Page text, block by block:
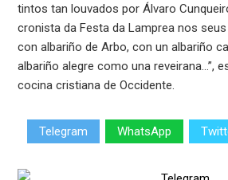
tintos tan louvados por Álvaro
cronista da Festa da Lamprea nos
con albariño de Arbo, con un albariño
albariño alegre como una reveirana…”,
cocina cristiana de Occidente.
Telegram WhatsApp